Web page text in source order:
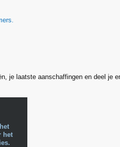
je laatste aanschaffingen en deel je
het